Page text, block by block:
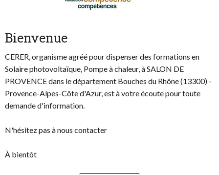
Bienvenue
CERER, organisme agréé pour dispenser des formations en
Solaire photovoltaïque, Pompe à chaleur, à SALON DE
PROVENCE dans le département Bouches du Rhône (13300) -
Provence-Alpes-Côte d'Azur, est à votre écoute pour toute
demande d'information.
N'hésitez pas à nous contacter
À bientôt